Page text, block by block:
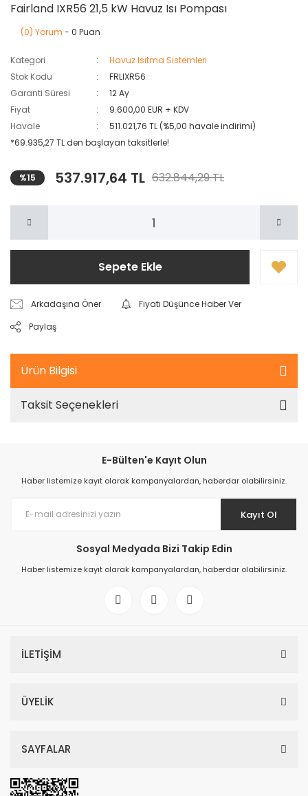
Fairland IXR56 21,5 kW Havuz Isı Pompası
(0) Yorum - 0 Puan
Kategori
Havuz Isıtma Sistemleri
Stok Kodu
FRLIXR56
Garanti Süresi
12 Ay
Fiyat
9.600,00 EUR + KDV
Havale
511.021,76 TL (%5,00 havale indirimi)
*69.935,27 TL den başlayan taksitlerle!
%15 537.917,64 TL 632.844,29 TL
Sepete Ekle
Arkadaşına Öner
Fiyatı Düşünce Haber Ver
Paylaş
Ürün Bilgisi
Taksit Seçenekleri
E-Bülten'e Kayıt Olun
Haber listemize kayıt olarak kampanyalardan, haberdar olabilirsiniz.
Kayıt Ol
Sosyal Medyada Bizi Takip Edin
Haber listemize kayıt olarak kampanyalardan, haberdar olabilirsiniz.
İLETİŞİM
ÜYELİK
SAYFALAR